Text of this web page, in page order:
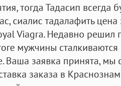
тогда Тадасип всегда
сиалис тадалафить цена
Viagra. Недавно решил
мужчины
Ваша заявка принята, мы
заказа в